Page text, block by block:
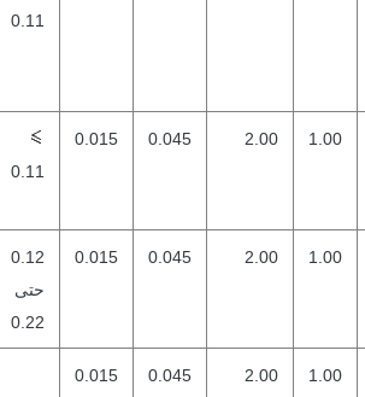
0.11
1.00
2.00
0.045
0.015
0.11
1.00
2.00
0.045
0.015
0.12
حتى
0.22
1.00
2.00
0.045
0.015